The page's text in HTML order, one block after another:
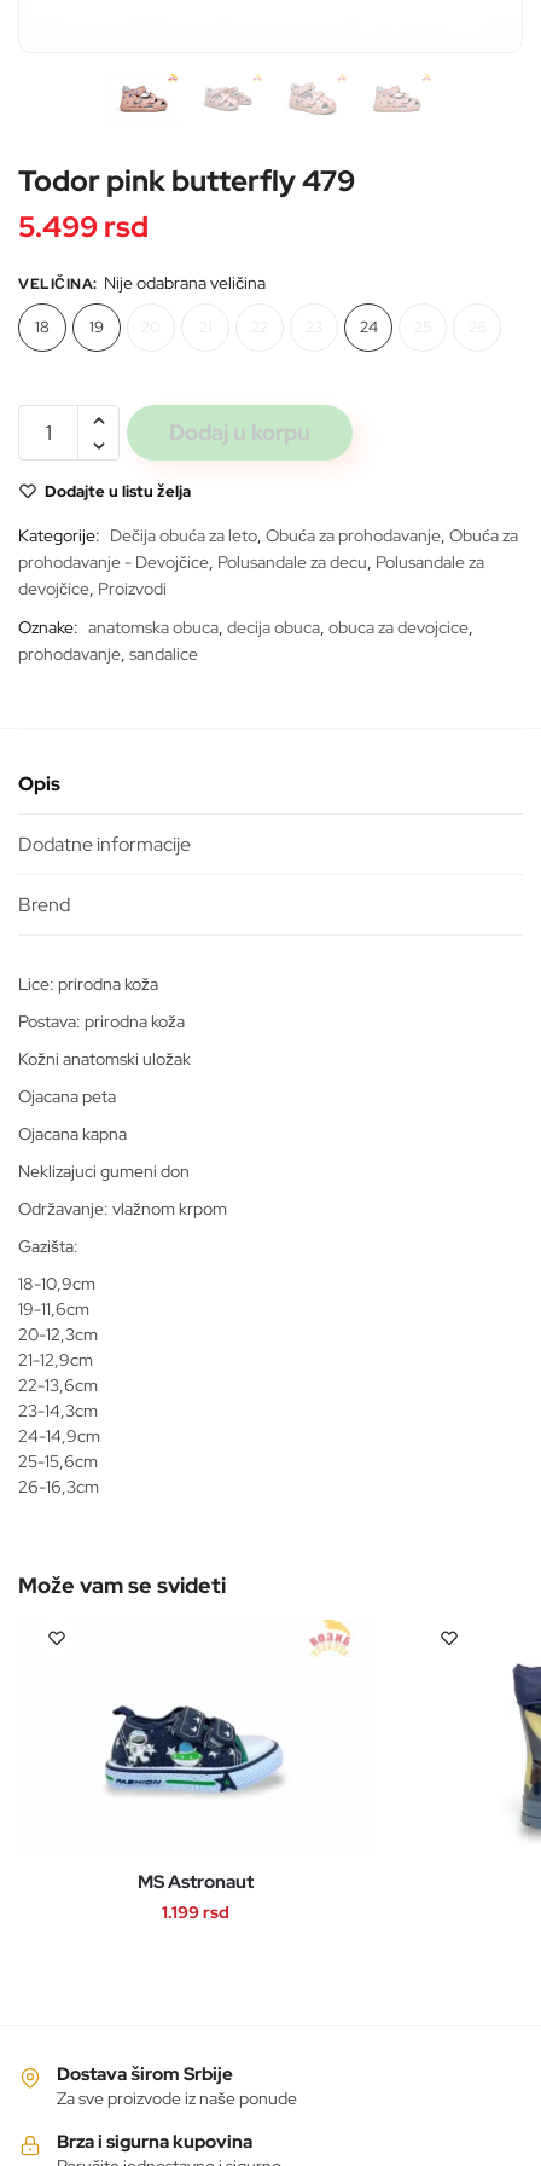
Todor pink butterfly 479
5.499rsd
VELIČINA: Nije odabrana veličina
18 19 24
pink
479
količina
Dodaj u korpu
Dodajte u listu želja
Kategorije: Dečija obuća za leto, Obuća za prohodavanje, Obuća za
prohodavanje - Devojčice, Polusandale za decu, Polusandale za
devojčice, Proizvodi
Oznake: anatomska obuca, decija obuca, obuca za devojcice,
prohodavanje, sandalice
Opis
Dodatne informacije
Lice: prirodna koža
Postava: prirodna koža
Kožni anatomski uložak
Ojacana peta
Ojacana kapna
Neklizajuci gumeni don
Održavanje: vlažnom krpom
Gazišta:
18-10,9cm
19-11,6cm
20-12,3cm
21-12,9cm
22-13,6cm
23-14,3cm
24-14,9cm
25-15,6cm
26-16,3cm
MS Astronaut
1.199rsd
varijanti.
Opcije
biti
Dostava širom Srbije
Za sve proizvode iz naše ponude
Brza i sigurna kupovina